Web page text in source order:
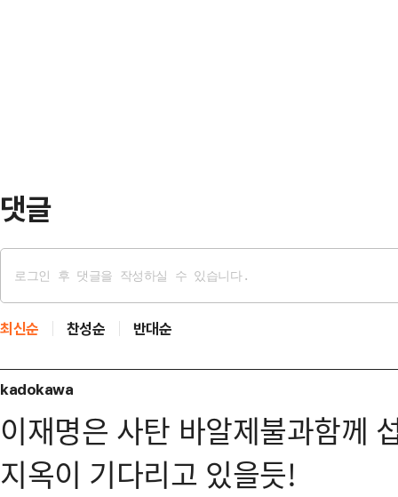
댓글
최신순 찬성순 반대순
kadokawa
이재명은 사탄 바알제불과함께
지옥이 기다리고 있을듯!